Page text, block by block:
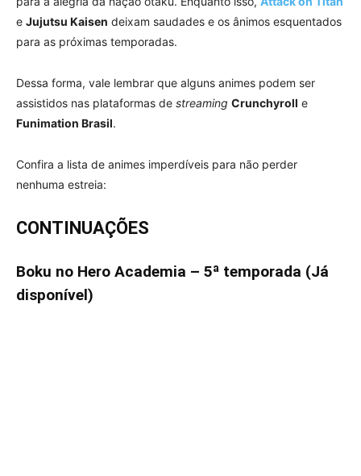
e Jujutsu Kaisen deixam saudades e os ânimos esquentados
para as próximas temporadas.
Dessa forma, vale lembrar que alguns animes podem ser
assistidos nas plataformas de streaming Crunchyroll e
Funimation Brasil.
Confira a lista de animes imperdíveis para não perder
nenhuma estreia:
CONTINUAÇÕES
Boku no Hero Academia – 5ª temporada (Já
disponível)